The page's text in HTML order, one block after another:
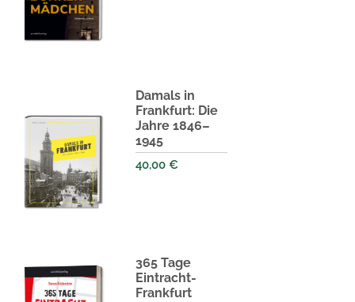
Damals in
Frankfurt: Die
Jahre 1846–
1945
40,00 €
365 Tage
Eintracht-
Frankfurt